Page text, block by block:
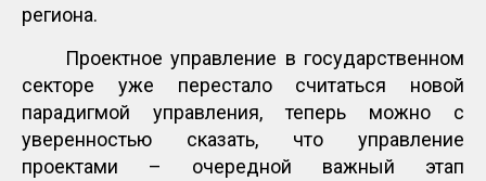
региона.
Проектное управление в государственном
секторе уже перестало считаться новой
парадигмой управления, теперь можно с
уверенностью сказать, что управление
проектами – очередной важный этап